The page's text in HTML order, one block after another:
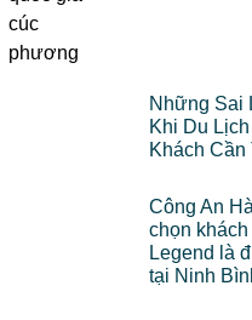
Những Sai
Khi Du
Khách Cần
Công An
chọn
Legend là
tại Ninh